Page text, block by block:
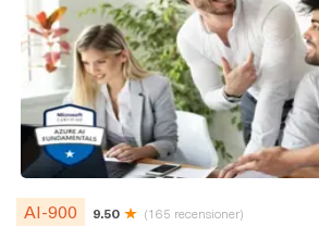
AI-900 9.50 (165 recensioner)